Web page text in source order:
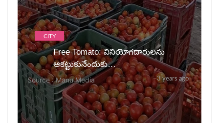
CITY
Free Tomato: వినియోగ‌దారుల‌ను
ఆక‌ట్టుకునేందుకు…
Source : Manu Media 3 years ago